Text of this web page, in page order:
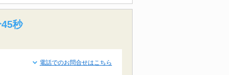
秒
電話でのお問合せはこちら